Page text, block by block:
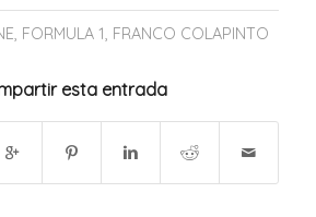
, FORMULA 1, FRANCO COLAPINTO
esta entrada